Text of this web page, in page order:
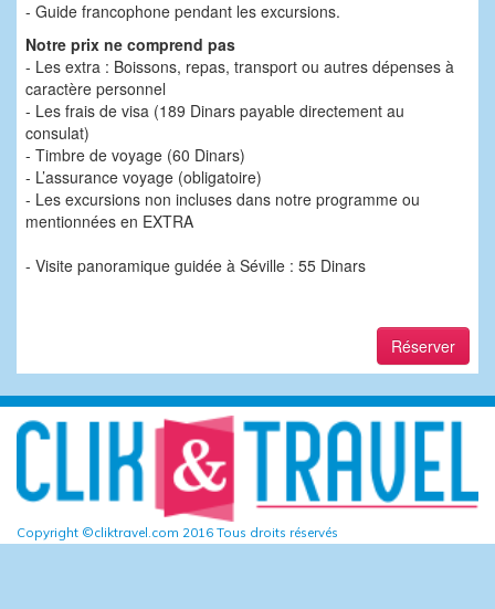
- Guide francophone pendant les excursions.
Notre prix ne comprend pas
- Les extra : Boissons, repas, transport ou autres dépenses à
caractère personnel
- Les frais de visa (189 Dinars payable directement au
consulat)
- Timbre de voyage (60 Dinars)
- L’assurance voyage (obligatoire)
- Les excursions non incluses dans notre programme ou
mentionnées en EXTRA
- Visite panoramique guidée à Séville : 55 Dinars
Réserver
Copyright ©cliktravel.com 2016 Tous droits réservés